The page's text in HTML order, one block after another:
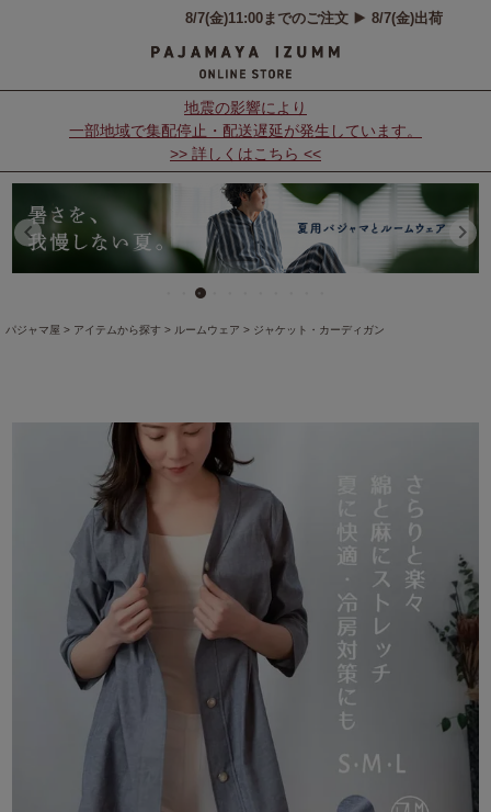
地震の影響により
一部地域で集配停止・配送遅延が発生しています。
>> 詳しくはこちら <<
パジャマ屋 アイテムから探す ルームウェア ジャケット・カーディガン